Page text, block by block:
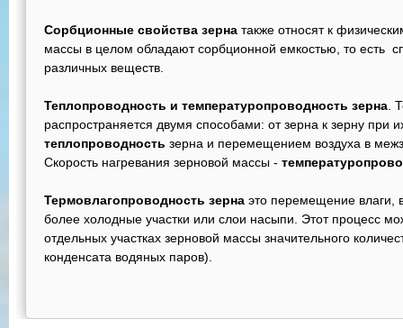
Сорбционные свойства зерна также относят к
массы в целом обладают сорбционной емкостью, то есть
различных веществ.
Теплопроводность и температуропроводность зерна .
распространяется двумя способами: от зерна к зерну при
теплопроводность зерна и перемещением воздуха в
Скорость нагревания зерновой массы -
Термовлагопроводность зерна это перемещение влаги,
более холодные участки или слои насыпи. Этот процесс
отдельных участках зерновой массы значительного
конденсата водяных паров).